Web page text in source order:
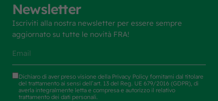
PIASTRA RETROVISORE 5VIE L 2,5M
Codice art. F.R.A.: 2501438
Newsletter
Iscriviti alla nostra newsletter per essere sempre
aggiornato su tutte le novità FRA!
Dichiaro di aver preso visione della Privacy Policy fornitami dal titolare
del trattamento ai sensi dell’art. 13 del Reg. UE 679/2016 (GDPR), di
averla integralmente letta e compresa e autorizzo il relativo
trattamento dei dati personali.